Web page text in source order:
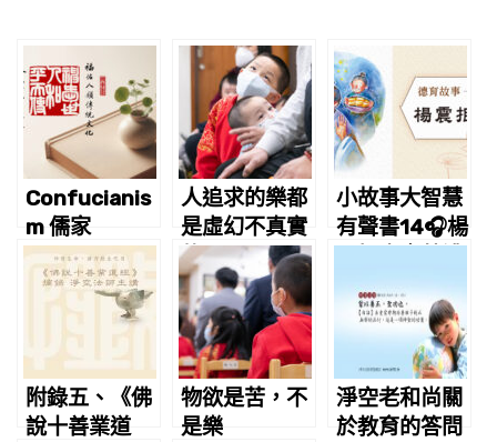
Confucianis
m 儒家
人追求的樂都
是虛幻不真實
的
小故事大智慧
有聲書14🎧楊
旭老師講故事
附錄五、《佛
說十善業道
物欲是苦，不
是樂
淨空老和尚關
於教育的答問